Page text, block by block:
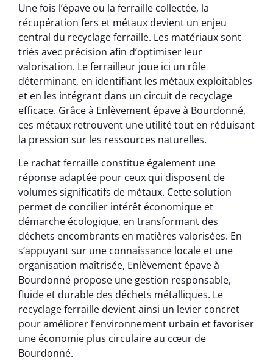
Une fois l’épave ou la ferraille collectée, la
récupération fers et métaux devient un enjeu
central du recyclage ferraille. Les matériaux sont
triés avec précision afin d’optimiser leur
valorisation. Le ferrailleur joue ici un rôle
déterminant, en identifiant les métaux exploitables
et en les intégrant dans un circuit de recyclage
efficace. Grâce à Enlèvement épave à Bourdonné,
ces métaux retrouvent une utilité tout en réduisant
la pression sur les ressources naturelles.
Le rachat ferraille constitue également une
réponse adaptée pour ceux qui disposent de
volumes significatifs de métaux. Cette solution
permet de concilier intérêt économique et
démarche écologique, en transformant des
déchets encombrants en matières valorisées. En
s’appuyant sur une connaissance locale et une
organisation maîtrisée, Enlèvement épave à
Bourdonné propose une gestion responsable,
fluide et durable des déchets métalliques. Le
recyclage ferraille devient ainsi un levier concret
pour améliorer l’environnement urbain et favoriser
une économie plus circulaire au cœur de
Bourdonné.